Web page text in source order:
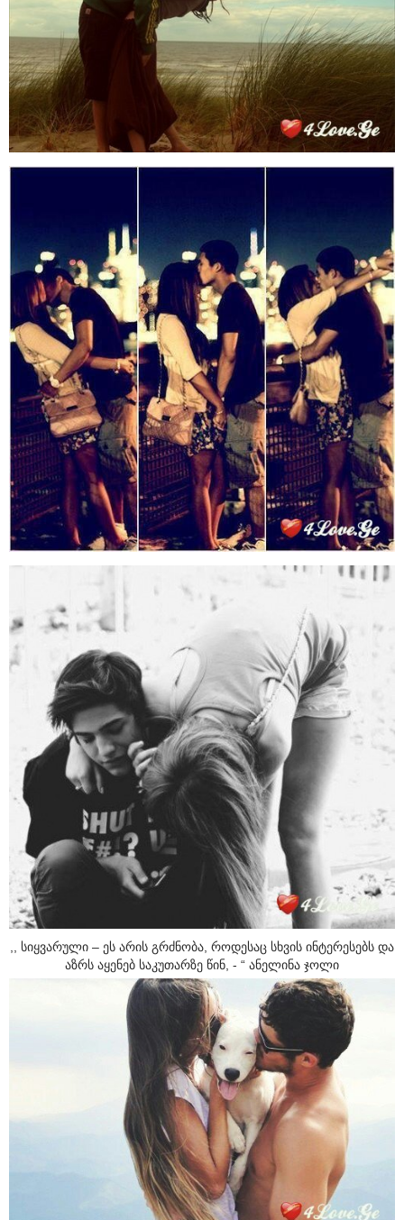
,, სიყვარული – ეს არის გრძნობა, როდესაც სხვის ინტერესებს და
აზრს აყენებ საკუთარზე წინ, - “ ანელინა ჯოლი